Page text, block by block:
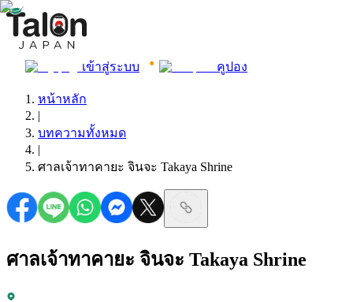
เข้าสู่ระบบ คูปอง
หน้าหลัก
|
บทความทั้งหมด
|
ศาลเจ้าทาคายะ จินจะ Takaya Shrine
ศาลเจ้าทาคายะ จินจะ Takaya Shrine